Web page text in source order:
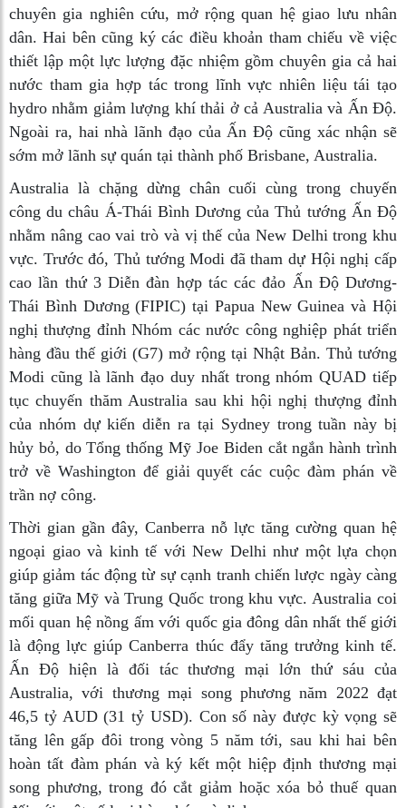
chuyên gia nghiên cứu, mở rộng quan hệ giao lưu nhân
dân. Hai bên cũng ký các điều khoản tham chiếu về việc
thiết lập một lực lượng đặc nhiệm gồm chuyên gia cả hai
nước tham gia hợp tác trong lĩnh vực nhiên liệu tái tạo
hydro nhằm giảm lượng khí thải ở cả Australia và Ấn Độ.
Ngoài ra, hai nhà lãnh đạo của Ấn Độ cũng xác nhận sẽ
sớm mở lãnh sự quán tại thành phố Brisbane, Australia.
Australia là chặng dừng chân cuối cùng trong chuyến
công du châu Á-Thái Bình Dương của Thủ tướng Ấn Độ
nhằm nâng cao vai trò và vị thế của New Delhi trong khu
vực. Trước đó, Thủ tướng Modi đã tham dự Hội nghị cấp
cao lần thứ 3 Diễn đàn hợp tác các đảo Ấn Độ Dương-
Thái Bình Dương (FIPIC) tại Papua New Guinea và Hội
nghị thượng đỉnh Nhóm các nước công nghiệp phát triển
hàng đầu thế giới (G7) mở rộng tại Nhật Bản. Thủ tướng
Modi cũng là lãnh đạo duy nhất trong nhóm QUAD tiếp
tục chuyến thăm Australia sau khi hội nghị thượng đỉnh
của nhóm dự kiến diễn ra tại Sydney trong tuần này bị
hủy bỏ, do Tổng thống Mỹ Joe Biden cắt ngắn hành trình
trở về Washington để giải quyết các cuộc đàm phán về
trần nợ công.
Thời gian gần đây, Canberra nỗ lực tăng cường quan hệ
ngoại giao và kinh tế với New Delhi như một lựa chọn
giúp giảm tác động từ sự cạnh tranh chiến lược ngày càng
tăng giữa Mỹ và Trung Quốc trong khu vực. Australia coi
mối quan hệ nồng ấm với quốc gia đông dân nhất thế giới
là động lực giúp Canberra thúc đẩy tăng trưởng kinh tế.
Ấn Độ hiện là đối tác thương mại lớn thứ sáu của
Australia, với thương mại song phương năm 2022 đạt
46,5 tỷ AUD (31 tỷ USD). Con số này được kỳ vọng sẽ
tăng lên gấp đôi trong vòng 5 năm tới, sau khi hai bên
hoàn tất đàm phán và ký kết một hiệp định thương mại
song phương, trong đó cắt giảm hoặc xóa bỏ thuế quan